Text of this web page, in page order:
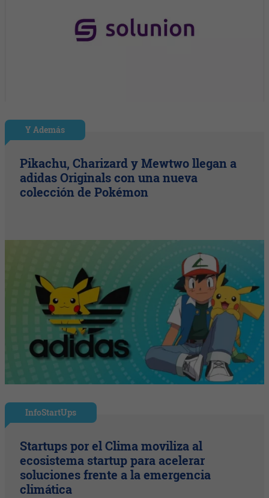
Y Además
Pikachu, Charizard y Mewtwo llegan a
adidas Originals con una nueva
colección de Pokémon
InfoStartUps
Startups por el Clima moviliza al
ecosistema startup para acelerar
soluciones frente a la emergencia
climática